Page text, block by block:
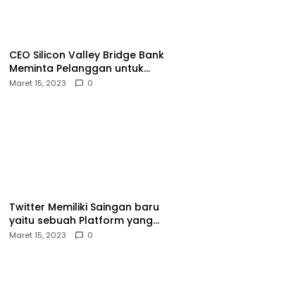
CEO Silicon Valley Bridge Bank
Meminta Pelanggan untuk
menyetor ulang dana Mereka
Maret 15, 2023 0
Twitter Memiliki Saingan baru
yaitu sebuah Platform yang
dibuat oleh Meta
Maret 15, 2023 0